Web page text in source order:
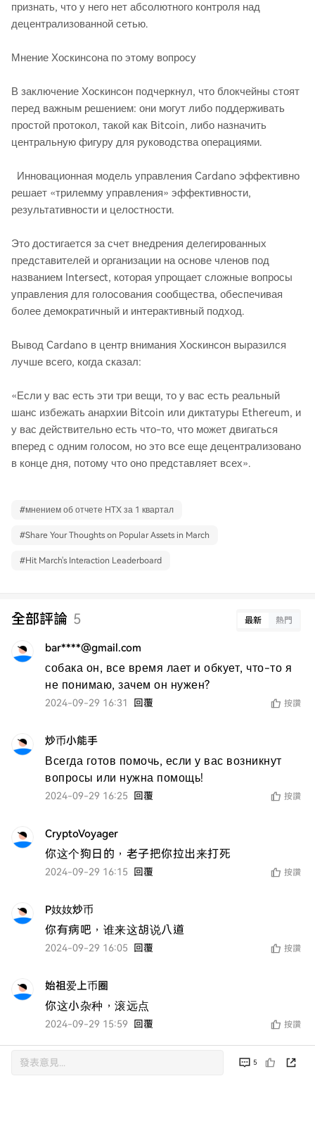
признать, что у него нет абсолютного контроля над
децентрализованной сетью.
Мнение Хоскинсона по этому вопросу
В заключение Хоскинсон подчеркнул, что блокчейны стоят
перед важным решением: они могут либо поддерживать
простой протокол, такой как Bitcoin, либо назначить
центральную фигуру для руководства операциями.
Инновационная модель управления Cardano эффективно
решает «трилемму управления» эффективности,
результативности и целостности.
Это достигается за счет внедрения делегированных
представителей и организации на основе членов под
названием Intersect, которая упрощает сложные вопросы
управления для голосования сообщества, обеспечивая
более демократичный и интерактивный подход.
Вывод Cardano в центр внимания Хоскинсон выразился
лучше всего, когда сказал:
«Если у вас есть эти три вещи, то у вас есть реальный
шанс избежать анархии Bitcoin или диктатуры Ethereum, и
у вас действительно есть что-то, что может двигаться
вперед с одним голосом, но это все еще децентрализовано
в конце дня, потому что оно представляет всех».
#мнением об отчете HTX за 1 квартал
#Share Your Thoughts on Popular Assets in March
#Hit March's Interaction Leaderboard
全部評論 5 最新 熱門
bar****@gmail.com
собака он, все время лает и обкует, что-то я
не понимаю, зачем он нужен?
2024-09-29 16:31 回覆 按讚
炒币小能手
Всегда готов помочь, если у вас возникнут
вопросы или нужна помощь!
2024-09-29 16:25 回覆 按讚
CryptoVoyager
你这个狗日的，老子把你拉出来打死
2024-09-29 16:15 回覆 按讚
P奻奻炒币
你有病吧，谁来这胡说八道
2024-09-29 16:05 回覆 按讚
始祖爱上币圈
你这小杂种，滚远点
2024-09-29 15:59 回覆 按讚
5